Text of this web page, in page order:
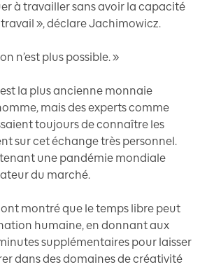
à travailler sans avoir la capacité
travail », déclare Jachimowicz.
n’est plus possible. »
la plus ancienne monnaie
mais des experts comme
toujours de connaître les
sur cet échange très personnel.
une pandémie mondiale
du marché.
ont montré que le temps libre peut
humaine, en donnant aux
supplémentaires pour laisser
dans des domaines de créativité